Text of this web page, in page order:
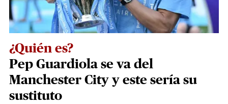
¿Quién es?
Pep Guardiola se va del
Manchester City y este sería su
sustituto